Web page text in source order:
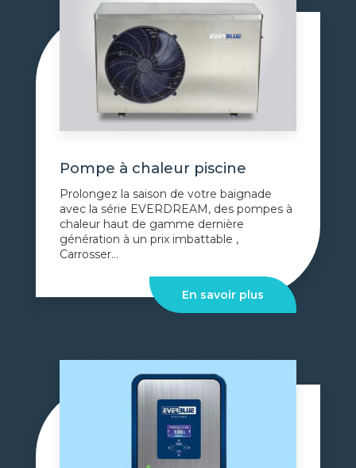
Pompe à chaleur piscine
Prolongez la saison de votre baignade
avec la série EVERDREAM, des pompes à
chaleur haut de gamme dernière
génération à un prix imbattable ,
Carrosser...
En savoir plus